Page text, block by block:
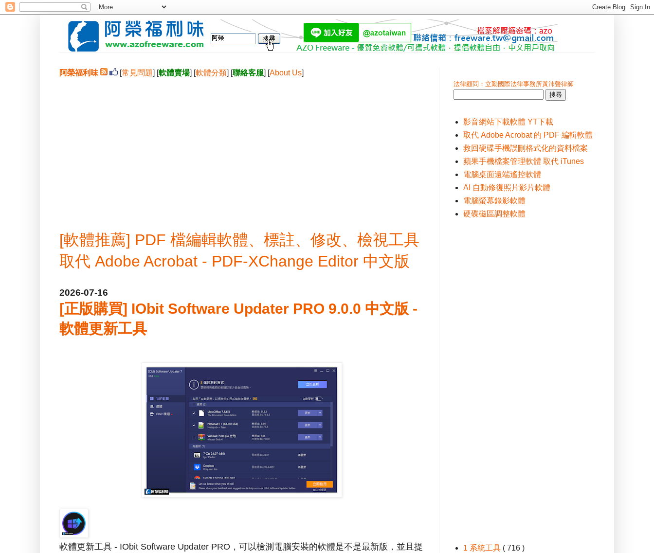
阿榮福利味 [常見問題] [軟體賣場] [軟體分類] [聯絡客服] [About Us]
[軟體推薦] PDF 檔編輯軟體、標註、修改、檢視工具
取代 Adobe Acrobat - PDF-XChange Editor 中文版
2026-07-16
[正版購買] IObit Software Updater PRO 9.0.0 中文版 -
軟體更新工具
軟體更新工具 - IObit Software Updater PRO，可以檢測電腦安裝的軟體是不是最新版，並且提
法律顧問：立勤國際法律事務所黃沛聲律師
影音網站下載軟體 YT下載
取代 Adobe Acrobat 的 PDF 編輯軟體
救回硬碟手機誤刪格式化的資料檔案
蘋果手機檔案管理軟體 取代 iTunes
電腦桌面遠端遙控軟體
AI 自動修復照片影片軟體
電腦螢幕錄影軟體
硬碟磁區調整軟體
1 系統工具 ( 716 )